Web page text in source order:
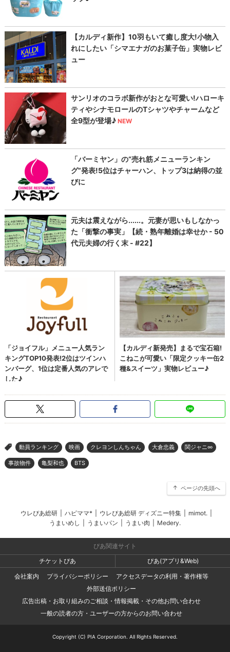
> 動員ランキング 映画 クレヨンしんちゃん 大倉忠義 関ジャニ∞
事故物件 亀梨和也 BTS
ページの先頭へ
ウレぴあ総研 ハピママ* ウレぴあ総研 ディズニー特集 mimot.
うまいめし
うまいパン うまい肉 Medery.
ぴあ関連サイト
チケットぴあ
ぴあ(アプリ&Web)
会社案内
プライバシーポリシー
アクセスデータの利用・著作権等
外部送信ポリシー
広告出稿・お取り組みのご相談・情報掲載・その他お問い合わせ
一般の読者の方・ユーザーの方からのお問い合わせ
Copyright (C) PIA Corporation. All Rights Reserved.